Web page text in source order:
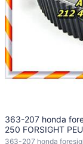
363-207 honda
250 FORSIGHT
363-207 honda